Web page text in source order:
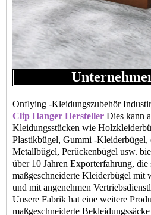
Onflying -Kleidungszubehör
Clip Hanger Hersteller Dies kann
Kleidungsstücken wie
Plastikbügel, Gummi -
Metallbügel, Perückenbügel usw.
über 10 Jahren Exporterfahrung,
maßgeschneiderte Kleiderbügel mit
und mit angenehmen
Unsere Fabrik hat eine weitere
maßgeschneiderte